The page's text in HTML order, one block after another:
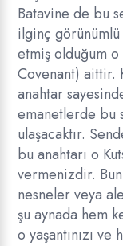
Batavine de bu
ilginç
etmiş olduğum o
Covenant) aittir.
anahtar
emanetlerde bu
ulaşacaktır.
bu anahtarı o
vermenizdir.
nesneler veya
şu aynada hem
o yaşantınızı